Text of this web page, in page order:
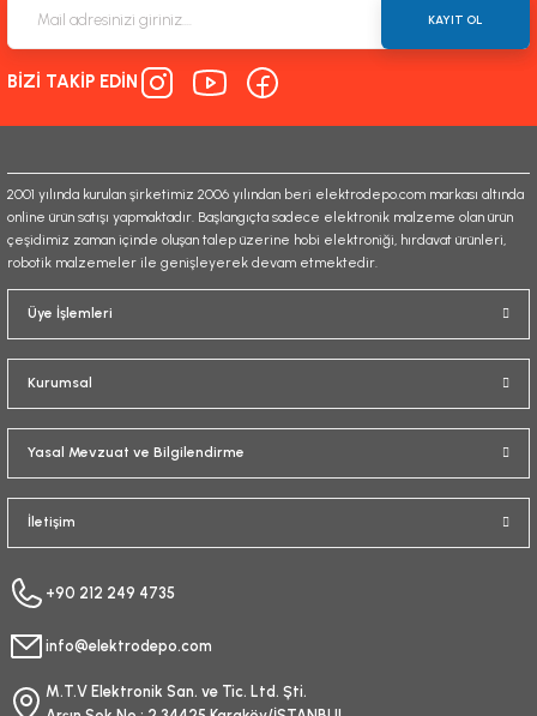
Ürün açıklamasında eksik bilgiler bulunuyor.
Ürün bilgilerinde hatalar bulunuyor.
Ürün fiyatı diğer sitelerden daha pahalı.
Gönder
KAYIT OL
BİZİ TAKİP EDİN
2001 yılında kurulan şirketimiz 2006 yılından beri elektrodepo.com markası altında
online ürün satışı yapmaktadır. Başlangıçta sadece elektronik malzeme olan ürün
çeşidimiz zaman içinde oluşan talep üzerine hobi elektroniği, hırdavat ürünleri,
robotik malzemeler ile genişleyerek devam etmektedir.
Üye İşlemleri
Kurumsal
Yasal Mevzuat ve Bilgilendirme
İletişim
+90 212 249 4735
info@elektrodepo.com
M.T.V Elektronik San. ve Tic. Ltd. Şti.